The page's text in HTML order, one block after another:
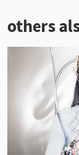
others